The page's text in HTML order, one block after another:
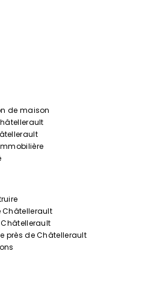
de maison
Châtellerault
près de Châtellerault